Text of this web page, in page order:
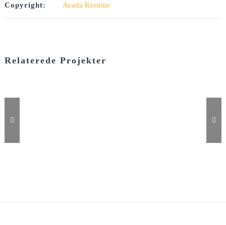
Copyright: Avada Resume
Relaterede Projekter